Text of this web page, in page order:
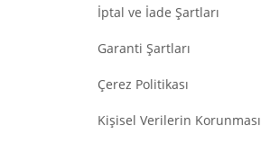
İptal ve İade Şartları
Garanti Şartları
Çerez Politikası
Kişisel Verilerin Korunması